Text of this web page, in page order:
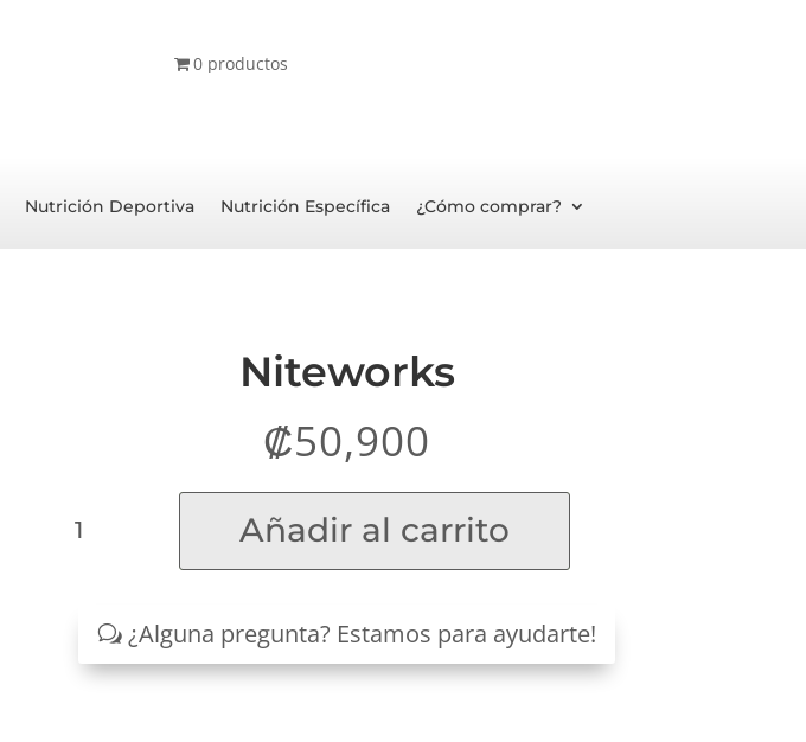
0 productos
Nutrición Deportiva Nutrición Específica ¿Cómo comprar?
Niteworks
₡50,900
cantidad
Añadir al carrito
¿Alguna pregunta? Estamos para ayudarte!